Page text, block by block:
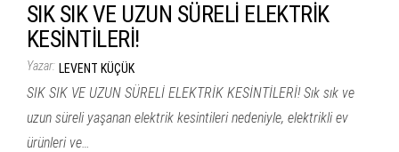
SIK SIK VE UZUN SÜRELİ ELEKTRİK
KESİNTİLERİ!
Yazar: LEVENT KÜÇÜK
SIK SIK VE UZUN SÜRELİ ELEKTRİK KESİNTİLERİ! Sık sık ve
uzun süreli yaşanan elektrik kesintileri nedeniyle, elektrikli ev
ürünleri ve…